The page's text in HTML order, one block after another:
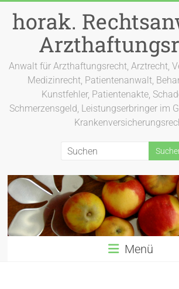
Inhalt
springen
horak.
Anwalt für Arzthaftungsrecht, Arztrecht,
Medizinrecht, Patientenanwalt,
Kunstfehler, Patientenakte,
Schmerzensgeld, Leistungserbringer im
Menü